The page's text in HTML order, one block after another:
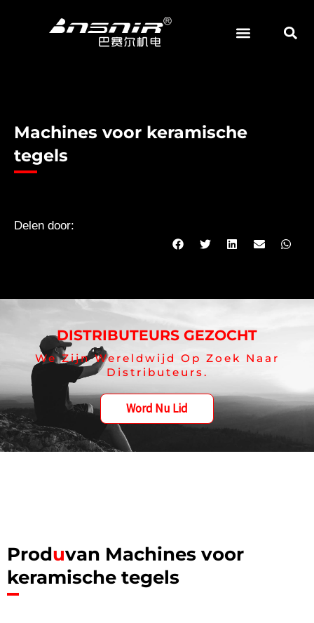
Machines voor keramische
tegels
Delen door:
DISTRIBUTEURS GEZOCHT
We Zijn Wereldwijd Op Zoek Naar
Distributeurs.
Word Nu Lid
Produvan Machines voor
keramische tegels